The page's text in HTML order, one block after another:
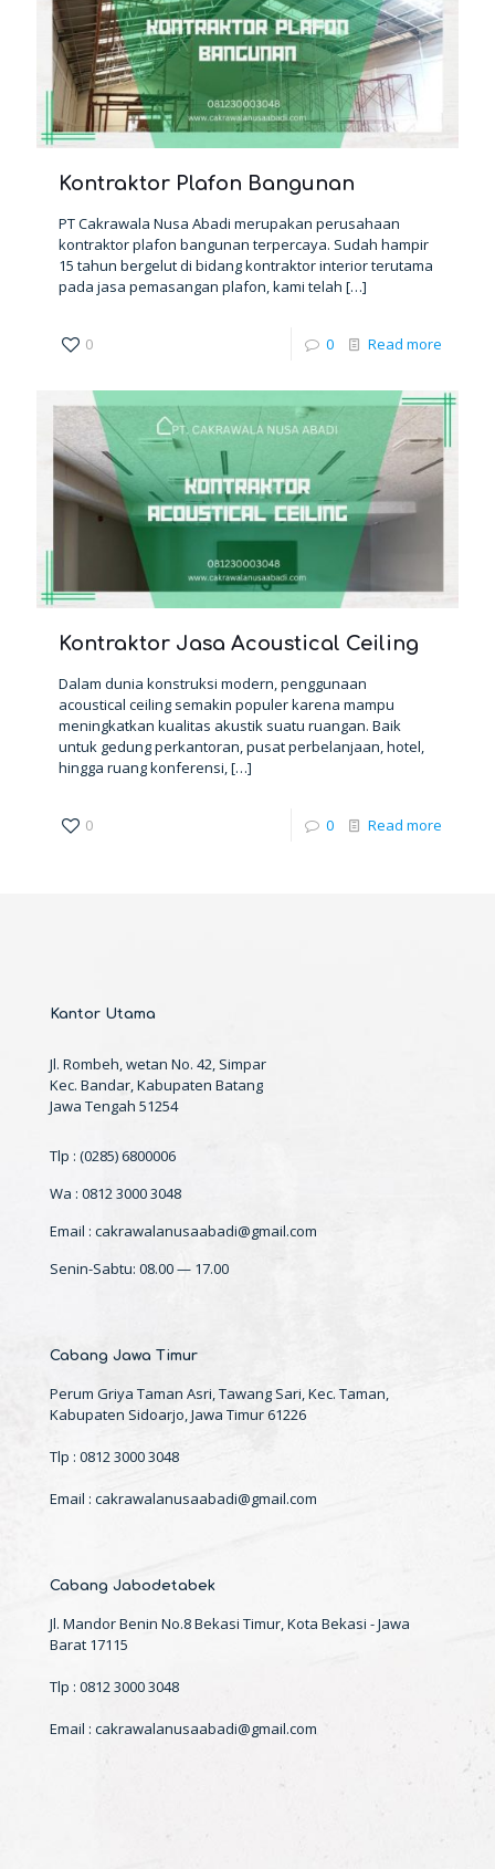
Kontraktor Plafon Bangunan
PT Cakrawala Nusa Abadi merupakan perusahaan
kontraktor plafon bangunan terpercaya. Sudah hampir
15 tahun bergelut di bidang kontraktor interior terutama
pada jasa pemasangan plafon, kami telah […]
0 0 Read more
Kontraktor Jasa Acoustical Ceiling
Dalam dunia konstruksi modern, penggunaan
acoustical ceiling semakin populer karena mampu
meningkatkan kualitas akustik suatu ruangan. Baik
untuk gedung perkantoran, pusat perbelanjaan, hotel,
hingga ruang konferensi,[…]
0 0 Read more
Kantor Utama
Jl. Rombeh, wetan No. 42, Simpar
Kec. Bandar, Kabupaten Batang
Jawa Tengah 51254
Tlp : (0285) 6800006
Wa : 0812 3000 3048
Email : cakrawalanusaabadi@gmail.com
Senin-Sabtu: 08.00 — 17.00
Cabang Jawa Timur
Perum Griya Taman Asri, Tawang Sari, Kec. Taman,
Kabupaten Sidoarjo, Jawa Timur 61226
Tlp : 0812 3000 3048
Email : cakrawalanusaabadi@gmail.com
Cabang Jabodetabek
Jl. Mandor Benin No.8 Bekasi Timur, Kota Bekasi - Jawa
Barat 17115
Tlp : 0812 3000 3048
Email : cakrawalanusaabadi@gmail.com